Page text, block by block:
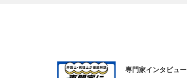
専門家インタビュー